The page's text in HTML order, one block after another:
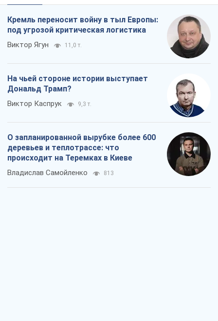
Кремль переносит войну в тыл Европы:
под угрозой критическая логистика
Виктор Ягун 11,0 т.
На чьей стороне истории выступает
Дональд Трамп?
Виктор Каспрук 9,3 т.
О запланированной вырубке более 600
деревьев и теплотрассе: что
происходит на Теремках в Киеве
Владислав Самойленко 813